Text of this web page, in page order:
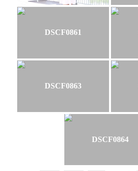
DSCF0861
DSCF0863
DSCF0864